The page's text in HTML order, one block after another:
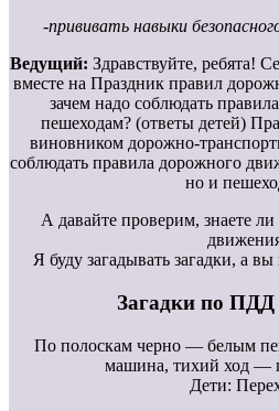
-прививать навыки
Ведущий: Здравствуйте, ребята!
вместе на Праздник правил
зачем надо соблюдать
пешеходам? (ответы детей)
виновником дорожно-
соблюдать правила дорожного
но и
А давайте проверим, знаете
Я буду загадывать загадки, а
Загадки по ПДД
По полоскам черно — белым
машина, тихий ход
Дети: